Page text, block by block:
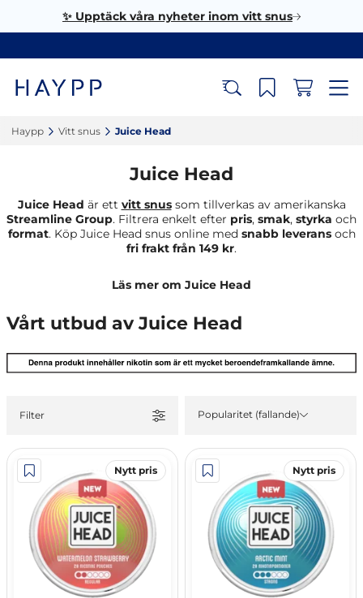
✨ Upptäck våra nyheter inom vitt snus
Haypp‎ Vitt snus‎ Juice Head‎
Juice Head
Juice Head är ett vitt snussom tillverkas av amerikanska
Streamline Group. Filtrera enkelt efter pris, smak, styrka och
format. Köp Juice Head snus online med snabb leveransoch
fri frakt från 149 kr.
Läs mer om Juice Head
Vårt utbud av Juice Head
Filter Popularitet (fallande)
Nytt pris Nytt pris